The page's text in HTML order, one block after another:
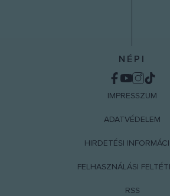
I want to allow Google to enable
related to security, including
functionality and fraud prevention,
NÉPI
IMPRESSZUM
ADATVÉDELEM
HIRDETÉSI
FELHASZNÁLÁSI
RSS